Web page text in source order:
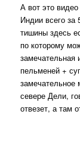
А вот это
Индии всего за
тишины здесь
по которому
замечательная
пельменей +
замечательное
севере Дели,
отвезет, а там